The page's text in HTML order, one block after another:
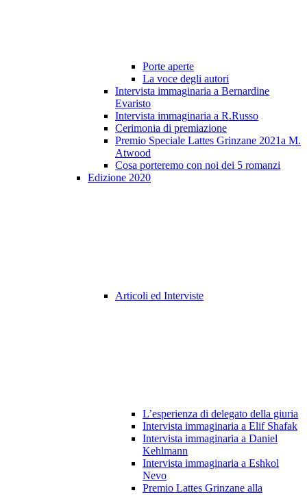
Porte aperte
La voce degli autori
Intervista immaginaria a Bernardine
Evaristo
Intervista immaginaria a R.Russo
Cerimonia di premiazione
Premio Speciale Lattes Grinzane 2021a M.
Atwood
Cosa porteremo con noi dei 5 romanzi
Edizione 2020
Articoli ed Interviste
L’esperienza di delegato della giuria
Intervista immaginaria a Elif Shafak
Intervista immaginaria a Daniel
Kehlmann
Intervista immaginaria a Eshkol
Nevo
Premio Lattes Grinzane alla